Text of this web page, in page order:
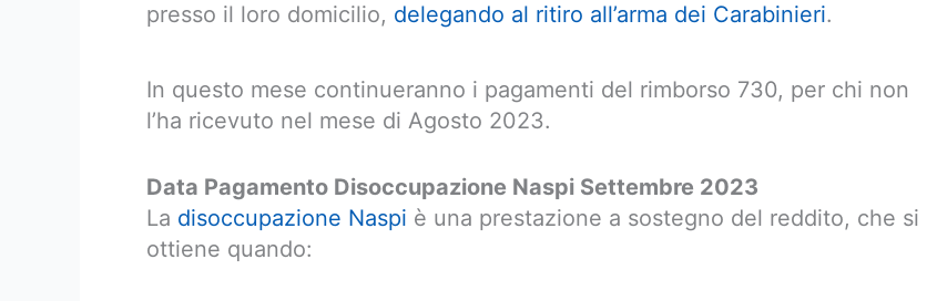
presso il loro domicilio, delegando al ritiro all’arma dei Carabinieri.
In questo mese continueranno i pagamenti del rimborso 730, per chi non
l’ha ricevuto nel mese di Agosto 2023.
Data Pagamento Disoccupazione Naspi Settembre 2023
La disoccupazione Naspi è una prestazione a sostegno del reddito, che si
ottiene quando: